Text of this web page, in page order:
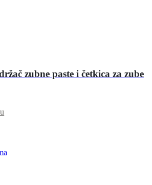
zubne paste i četkica za zube